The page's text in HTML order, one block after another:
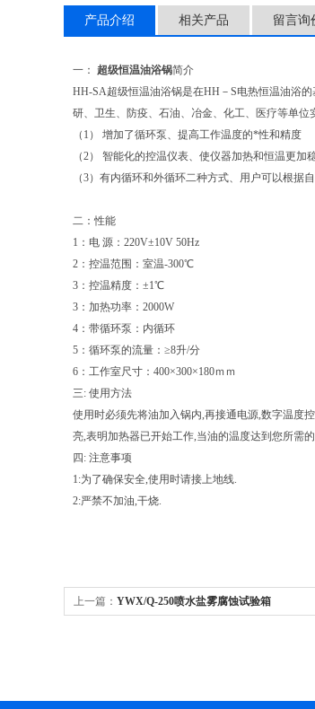
产品介绍 相关产品 留言询
一： 超级恒温油浴锅简介
HH-SA超级恒温油浴锅是在HH－S电热恒温油浴
研、卫生、防疫、石油、冶金、化工、医疗等单位
（1） 增加了循环泵、提高工作温度的*性和精度
（2） 智能化的控温仪表、使仪器加热和恒温更加
（3）有内循环和外循环二种方式、用户可以根据
二：性能
1：电 源：220V±10V 50Hz
2：控温范围：室温-300℃
3：控温精度：±1℃
3：加热功率：2000W
4：带循环泵：内循环
5：循环泵的流量：≥8升/分
6：工作室尺寸：400×300×180ｍｍ
三: 使用方法
使用时必须先将油加入锅内,再接通电源,数字温度
亮,表明加热器已开始工作,当油的温度达到您所需
四: 注意事项
1:为了确保安全,使用时请接上地线.
2:严禁不加油,干烧.
上一篇： YWX/Q-250喷水盐雾腐蚀试验箱